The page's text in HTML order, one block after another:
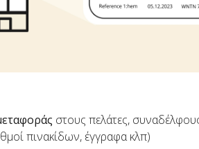
στους πελάτες,
πινακίδων, έγγραφα κλπ)